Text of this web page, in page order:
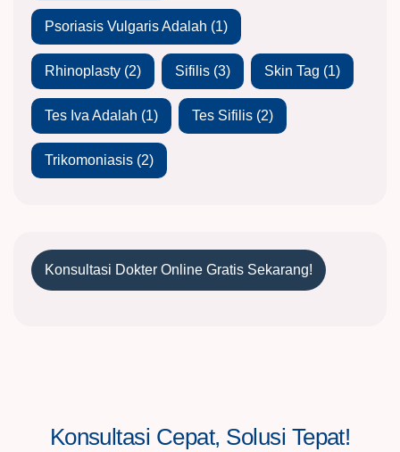
Psoriasis Vulgaris Adalah (1)
Rhinoplasty (2) Sifilis (3) Skin Tag (1)
Tes Iva Adalah (1) Tes Sifilis (2)
Trikomoniasis (2)
Konsultasi Dokter Online Gratis Sekarang!
Konsultasi Cepat, Solusi Tepat!